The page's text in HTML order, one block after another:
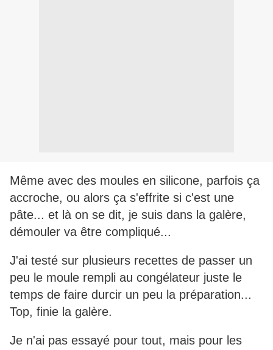
Même avec des moules en silicone, parfois ça
accroche, ou alors ça s'effrite si c'est une
pâte... et là on se dit, je suis dans la galère,
démouler va être compliqué...
J'ai testé sur plusieurs recettes de passer un
peu le moule rempli au congélateur juste le
temps de faire durcir un peu la préparation...
Top, finie la galère.
Je n'ai pas essayé pour tout, mais pour les